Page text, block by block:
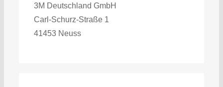
3M Deutschland GmbH
Carl-Schurz-Straße 1
41453 Neuss